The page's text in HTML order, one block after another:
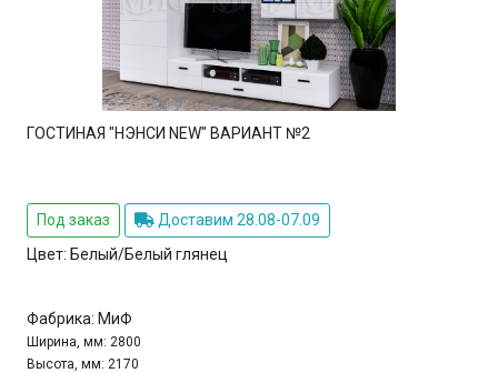
ГОСТИНАЯ "НЭНСИ NEW" ВАРИАНТ №2
Под заказ
Доставим 28.08-07.09
Цвет: Белый/Белый глянец
Фабрика: МиФ
Ширина, мм: 2800
Высота, мм: 2170